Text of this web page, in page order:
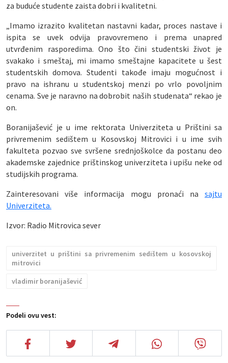
Podeli ovu vest:
za buduće studente zaista dobri i kvalitetni.
„Imamo izrazito kvalitetan nastavni kadar, proces nastave i
ispita se uvek odvija pravovremeno i prema unapred
utvrđenim rasporedima. Ono što čini studentski život je
svakako i smeštaj, mi imamo smeštajne kapacitete u šest
studentskih domova. Studenti takođe imaju mogućnost i
pravo na ishranu u studentskoj menzi po vrlo povoljnim
cenama. Sve je naravno na dobrobit naših studenata“ rekao je
on.
Boranijašević je u ime rektorata Univerziteta u Prištini sa
privremenim sedištem u Kosovskoj Mitrovici i u ime svih
fakulteta pozvao sve svršene srednjoškolce da postanu deo
akademske zajednice prištinskog univerziteta i upišu neke od
studijskih programa.
Zainteresovani više informacija mogu pronaći na sajtu
Univerziteta.
Izvor: Radio Mitrovica sever
univerzitet u prištini sa privremenim sedištem u kosovskoj
mitrovici
vladimir boranijašević